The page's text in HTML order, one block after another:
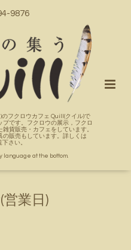
9876
フクロウカフェ Quill(クイル)で
です。フクロウの展示，フクロ
貨販売・カフェをしています。
の販売もしています。詳しくは
さい。
language at the bottom.
営業日)